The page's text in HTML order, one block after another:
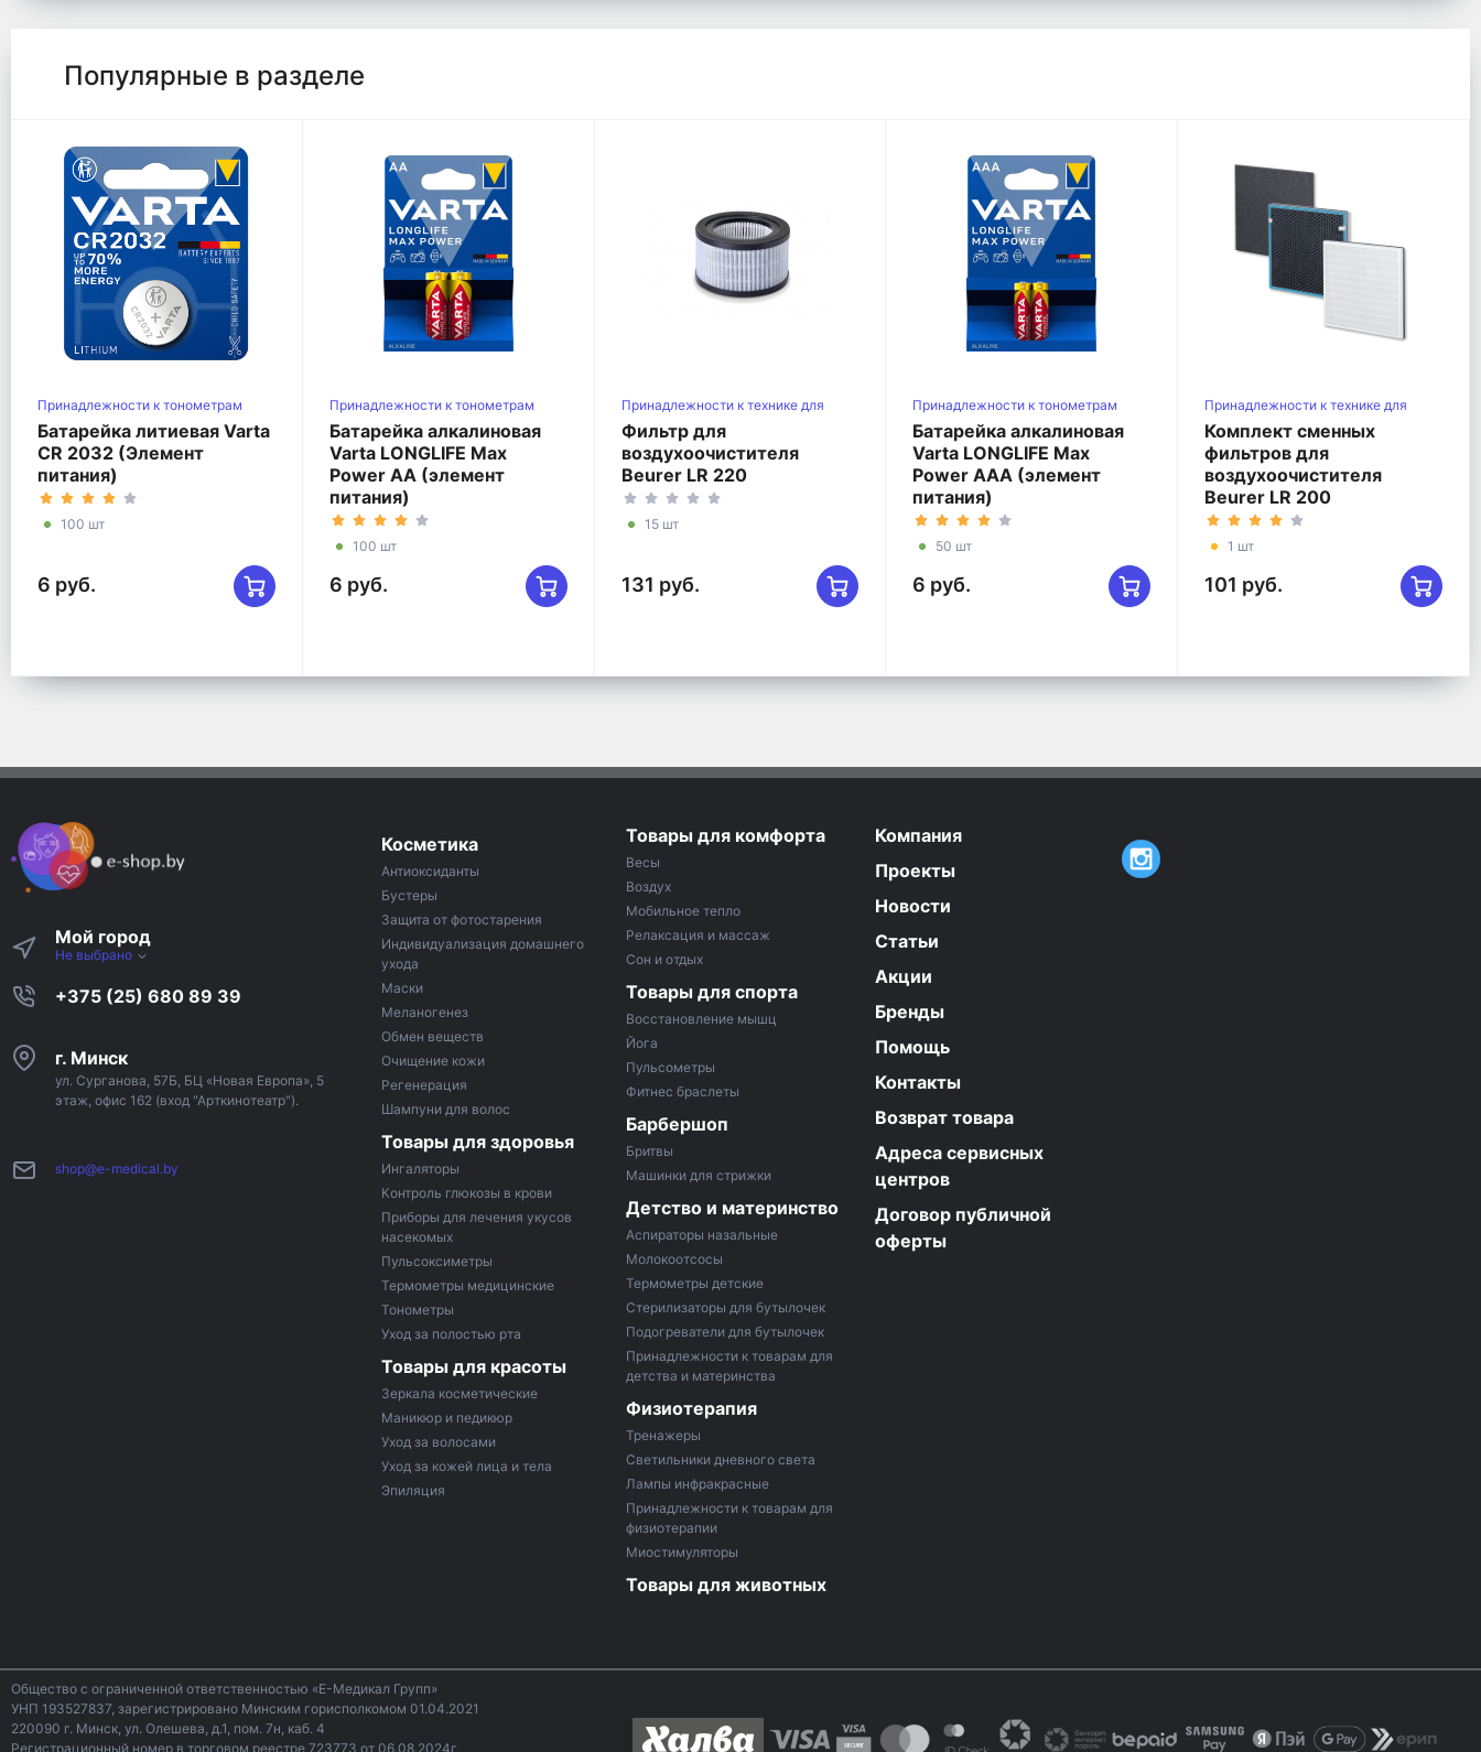
Популярные в разделе
Принадлежности к тонометрам
Батарейка литиевая Varta
CR 2032 (Элемент
питания)
100 шт
6 руб.
Принадлежности к тонометрам
Батарейка алкалиновая
Varta LONGLIFE Max
Power AA (элемент
питания)
100 шт
6 руб.
Принадлежности к технике для
воздуха
Фильтр для
воздухоочистителя
Beurer LR 220
15 шт
131 руб.
Принадлежности к тонометрам
Батарейка алкалиновая
Varta LONGLIFE Max
Power AAA (элемент
питания)
50 шт
6 руб.
Принадлежности к технике для
воздуха
Комплект сменных
фильтров для
воздухоочистителя
Beurer LR 200
1 шт
101 руб.
Мой город
Не выбрано
+375 (25) 680 89 39
г. Минск
ул. Сурганова, 57Б, БЦ «Новая Европа», 5
этаж, офис 162 (вход "Арткинотеатр").
shop@e-medical.by
Косметика
Антиоксиданты
Бустеры
Защита от фотостарения
Индивидуализация домашнего
ухода
Маски
Меланогенез
Обмен веществ
Очищение кожи
Регенерация
Шампуни для волос
Товары для здоровья
Ингаляторы
Контроль глюкозы в крови
Приборы для лечения укусов
насекомых
Пульсоксиметры
Термометры медицинские
Тонометры
Уход за полостью рта
Товары для красоты
Зеркала косметические
Маникюр и педикюр
Уход за волосами
Уход за кожей лица и тела
Эпиляция
Товары для комфорта
Весы
Воздух
Мобильное тепло
Релаксация и массаж
Сон и отдых
Товары для спорта
Восстановление мышц
Йога
Пульсометры
Фитнес браслеты
Барбершоп
Бритвы
Машинки для стрижки
Детство и материнство
Аспираторы назальные
Молокоотсосы
Термометры детские
Стерилизаторы для бутылочек
Подогреватели для бутылочек
Принадлежности к товарам для
детства и материнства
Физиотерапия
Тренажеры
Светильники дневного света
Лампы инфракрасные
Принадлежности к товарам для
физиотерапии
Миостимуляторы
Товары для животных
Компания
Проекты
Новости
Статьи
Акции
Бренды
Помощь
Контакты
Возврат товара
Адреса сервисных
центров
Договор публичной
оферты
Общество с ограниченной ответственностью «Е-Медикал Групп»
УНП 193527837, зарегистрировано Минским горисполкомом 01.04.2021
220090 г. Минск, ул. Олешева, д.1, пом. 7н, каб. 4
Регистрационный номер в торговом реестре 723773 от 06.08.2024г.